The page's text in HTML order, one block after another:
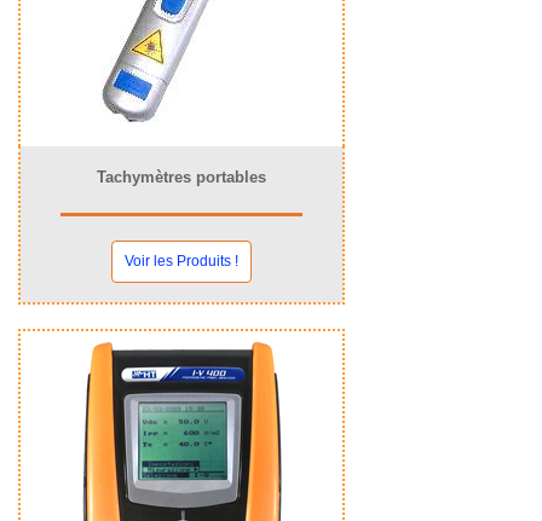
Tachymètres portables
Voir les Produits !